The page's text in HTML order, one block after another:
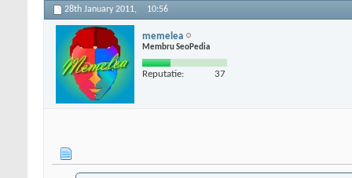
28th January 2011, 10:56
memelea
Membru SeoPedia
Reputatie: 37